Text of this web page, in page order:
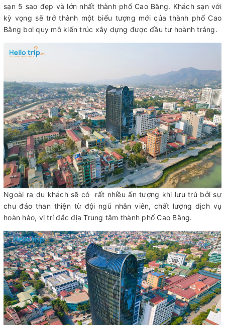
sạn 5 sao đẹp và lớn nhất thành phố Cao Bằng. Khách sạn với
kỳ vọng sẽ trở thành một biểu tượng mới của thành phố Cao
Bằng bơi quy mô kiến trúc xây dựng được đầu tư hoành tráng.
Ngoài ra du khách sẽ có rất nhiều ấn tượng khi lưu trú bởi sự
chu đáo than thiện từ đội ngũ nhân viên, chất lượng dịch vụ
hoàn hào, vị trí đắc địa Trung tâm thành phố Cao Bằng.